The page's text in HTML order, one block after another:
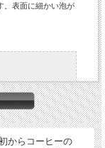
。表面に細かい泡が
からコーヒーの